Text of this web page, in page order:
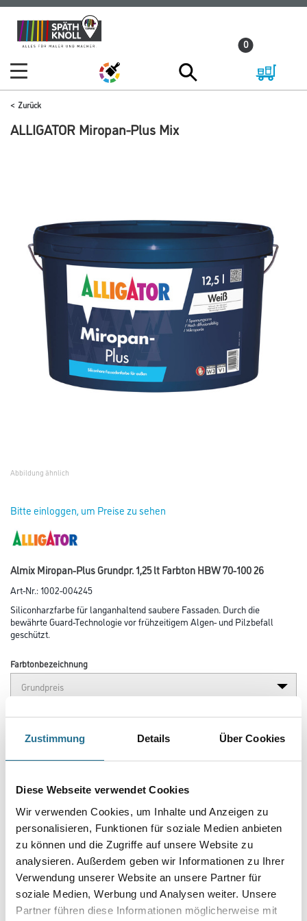
Zustimmung Details Über Cookies
Diese Webseite verwendet Cookies
Wir verwenden Cookies, um Inhalte und Anzeigen zu
personalisieren, Funktionen für soziale Medien anbieten
zu können und die Zugriffe auf unsere Website zu
analysieren. Außerdem geben wir Informationen zu Ihrer
Verwendung unserer Website an unsere Partner für
soziale Medien, Werbung und Analysen weiter. Unsere
Partner führen diese Informationen möglicherweise mit
Zum
Inhalt
Zum
Navigationsmenü
0
Zurück
ALLIGATOR Miropan-Plus Mix
Abbildung ähnlich
Bitte einloggen, um Preise zu sehen
Almix Miropan-Plus Grundpr. 1,25 lt Farbton HBW 70-100 26
Art-Nr.:1002-004245
Siliconharzfarbe für langanhaltend saubere Fassaden. Durch die
bewährte Guard-Technologie vor frühzeitigem Algen- und Pilzbefall
geschützt.
Farbtonbezeichnung
Glanzgrad
Umrechnungsfaktoren